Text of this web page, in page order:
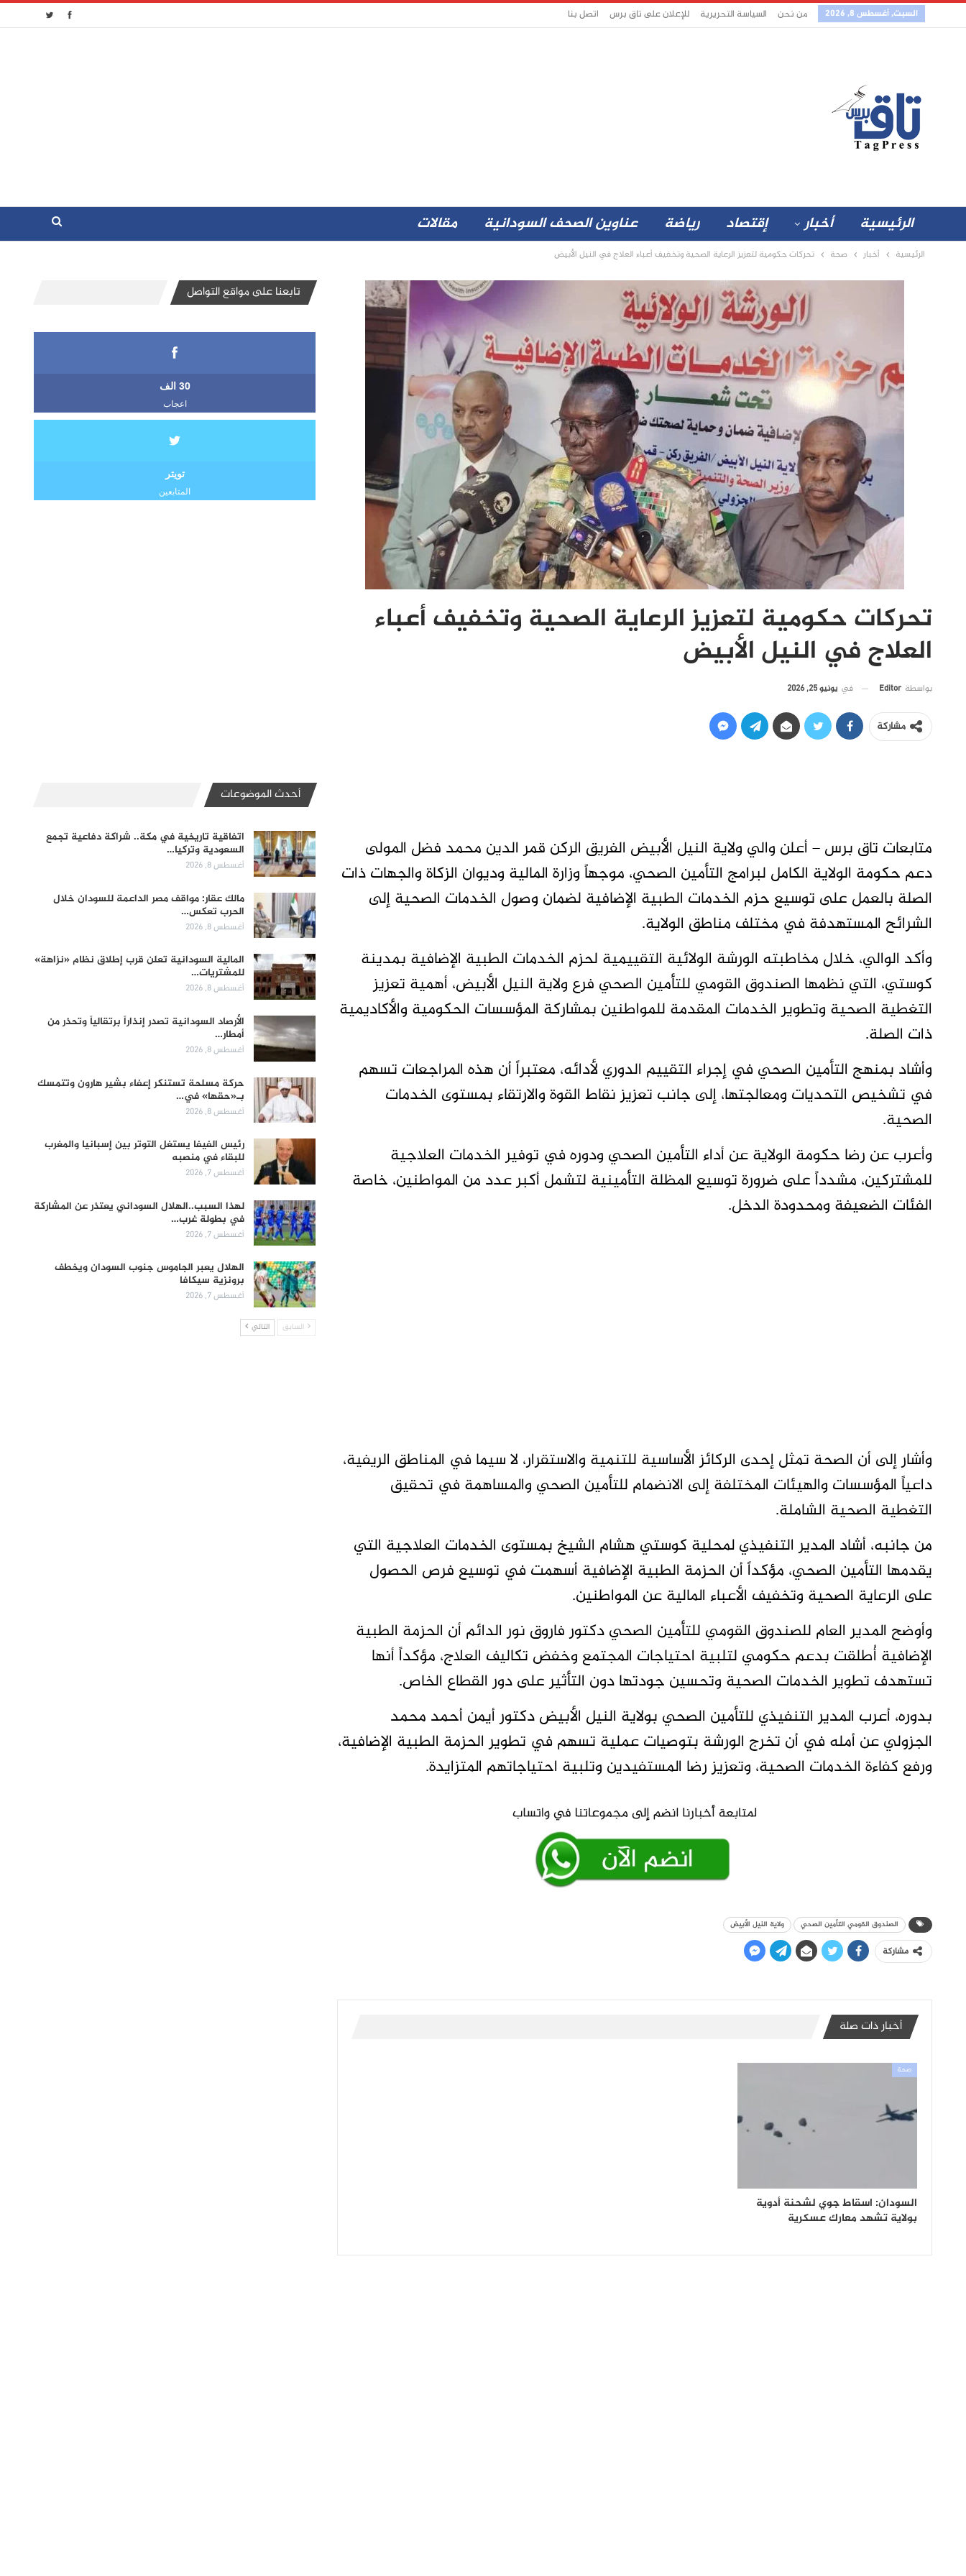
السبت, أغسطس 8, 2026 من نحن السياسة التحريرية للإعلان على تاق برس اتصل بنا
الرئيسية أخبار إقتصاد رياضة عناوين الصحف السودانية مقالات
الرئيسية أخبار صحة تحركات حكومية لتعزيز الرعاية الصحية وتخفيف أعباء العلاج في النيل الأبيض
تحركات حكومية لتعزيز الرعاية الصحية وتخفيف أعباء
العلاج في النيل الأبيض
بواسطة Editor في يونيو 25, 2026
مشاركة
متابعات تاق برس – أعلن والي ولاية النيل الأبيض الفريق الركن قمر الدين محمد فضل المولى
دعم حكومة الولاية الكامل لبرامج التأمين الصحي، موجهاً وزارة المالية وديوان الزكاة والجهات ذات
الصلة بالعمل على توسيع حزم الخدمات الطبية الإضافية لضمان وصول الخدمات الصحية إلى
الشرائح المستهدفة في مختلف مناطق الولاية.
وأكد الوالي، خلال مخاطبته الورشة الولائية التقييمية لحزم الخدمات الطبية الإضافية بمدينة
كوستي، التي نظمها الصندوق القومي للتأمين الصحي فرع ولاية النيل الأبيض، أهمية تعزيز
التغطية الصحية وتطوير الخدمات المقدمة للمواطنين بمشاركة المؤسسات الحكومية والأكاديمية
ذات الصلة.
وأشاد بمنهج التأمين الصحي في إجراء التقييم الدوري لأدائه، معتبراً أن هذه المراجعات تسهم
في تشخيص التحديات ومعالجتها، إلى جانب تعزيز نقاط القوة والارتقاء بمستوى الخدمات
الصحية.
وأعرب عن رضا حكومة الولاية عن أداء التأمين الصحي ودوره في توفير الخدمات العلاجية
للمشتركين، مشدداً على ضرورة توسيع المظلة التأمينية لتشمل أكبر عدد من المواطنين، خاصة
الفئات الضعيفة ومحدودة الدخل.
وأشار إلى أن الصحة تمثل إحدى الركائز الأساسية للتنمية والاستقرار، لا سيما في المناطق الريفية،
داعياً المؤسسات والهيئات المختلفة إلى الانضمام للتأمين الصحي والمساهمة في تحقيق
التغطية الصحية الشاملة.
من جانبه، أشاد المدير التنفيذي لمحلية كوستي هشام الشيخ بمستوى الخدمات العلاجية التي
يقدمها التأمين الصحي، مؤكداً أن الحزمة الطبية الإضافية أسهمت في توسيع فرص الحصول
على الرعاية الصحية وتخفيف الأعباء المالية عن المواطنين.
وأوضح المدير العام للصندوق القومي للتأمين الصحي دكتور فاروق نور الدائم أن الحزمة الطبية
الإضافية أُطلقت بدعم حكومي لتلبية احتياجات المجتمع وخفض تكاليف العلاج، مؤكداً أنها
تستهدف تطوير الخدمات الصحية وتحسين جودتها دون التأثير على دور القطاع الخاص.
بدوره، أعرب المدير التنفيذي للتأمين الصحي بولاية النيل الأبيض دكتور أيمن أحمد محمد
الجزولي عن أمله في أن تخرج الورشة بتوصيات عملية تسهم في تطوير الحزمة الطبية الإضافية،
ورفع كفاءة الخدمات الصحية، وتعزيز رضا المستفيدين وتلبية احتياجاتهم المتزايدة.
الصندوق القومي التأمين الصحي ولاية النيل الأبيض
مشاركة
أخبار ذات صلة
صحة
السودان: اسقاط جوي لشحنة أدوية
بولاية تشهد معارك عسكرية
تابعنا على مواقع التواصل
30 الف
اعجاب
تويتر
المتابعين
أحدث الموضوعات
اتفاقية تاريخية في مكة.. شراكة دفاعية تجمع
السعودية وتركيا…
أغسطس 8, 2026
مالك عقار: مواقف مصر الداعمة للسودان خلال
الحرب تعكس…
أغسطس 8, 2026
المالية السودانية تعلن قرب إطلاق نظام «نزاهة»
للمشتريات…
أغسطس 8, 2026
الأرصاد السودانية تصدر إنذاراً برتقالياً وتحذر من
أمطار…
أغسطس 8, 2026
حركة مسلحة تستنكر إعفاء بشير هارون وتتمسك
بـ«حقها» في…
أغسطس 8, 2026
رئيس الفيفا يستغل التوتر بين إسبانيا والمغرب
للبقاء في منصبه
أغسطس 7, 2026
لهذا السبب..الهلال السوداني يعتذر عن المشاركة
في بطولة غرب…
أغسطس 7, 2026
الهلال يعبر الجاموس جنوب السودان ويخطف
برونزية سيكافا
أغسطس 7, 2026
السابق التالي